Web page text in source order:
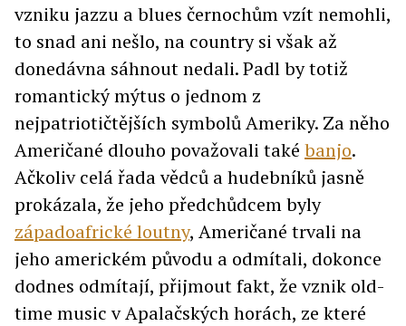
vzniku jazzu a blues černochům vzít nemohli,
to snad ani nešlo, na country si však až
donedávna sáhnout nedali. Padl by totiž
romantický mýtus o jednom z
nejpatriotičtějších symbolů Ameriky. Za něho
Američané dlouho považovali také banjo.
Ačkoliv celá řada vědců a hudebníků jasně
prokázala, že jeho předchůdcem byly
západoafrické loutny, Američané trvali na
jeho americkém původu a odmítali, dokonce
dodnes odmítají, přijmout fakt, že vznik old-
time music v Apalačských horách, ze které